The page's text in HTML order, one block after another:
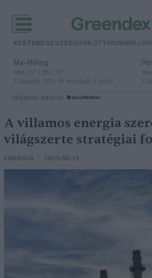
KERTEM EGÉSZSÉGÜNK OTTHONUNK
Ma– Meleg
Max 39° / Min 25°
Csapadék: 25% (0 mm)Szél: 9 km/h
időjárási adatok:
A villamos energia
világszerte stratégiai
ENERGIA 2025.06.13